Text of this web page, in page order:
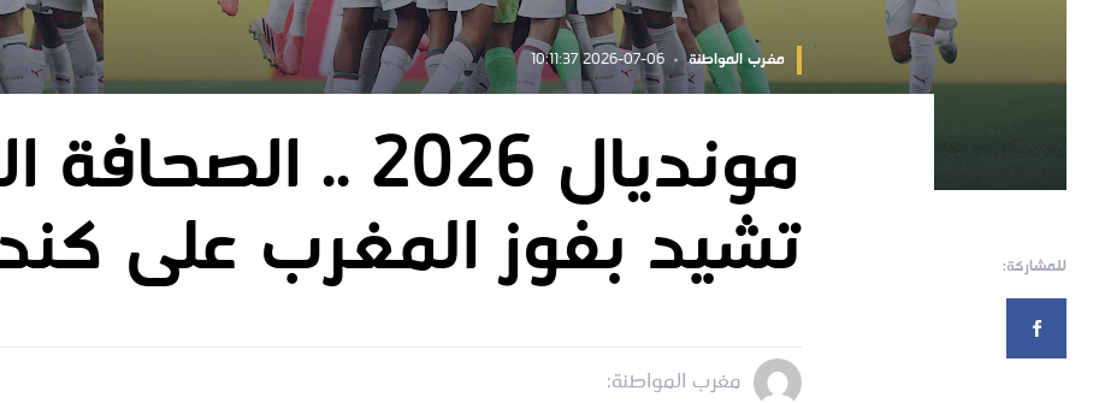
مغرب المواطنة 2026-07-06 10:11:37
للمشاركة:
مونديال 2026 ..
تشيد بفوز المغرب على
مغرب المواطنة: